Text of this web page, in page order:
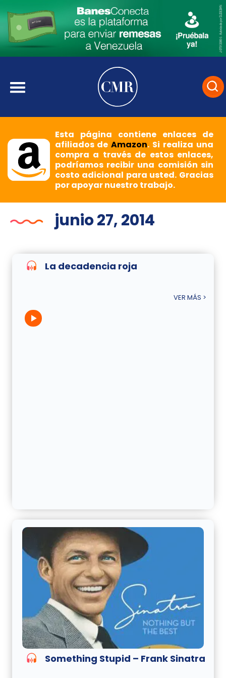
Esta página contiene enlaces de
afiliados deAmazon. Si realiza una
compra a través de estos enlaces,
podríamos recibir una comisión sin
costo adicional para usted. Gracias
por apoyar nuestro trabajo.
junio 27, 2014
La decadencia roja
VER MÁS >
Something Stupid – Frank Sinatra